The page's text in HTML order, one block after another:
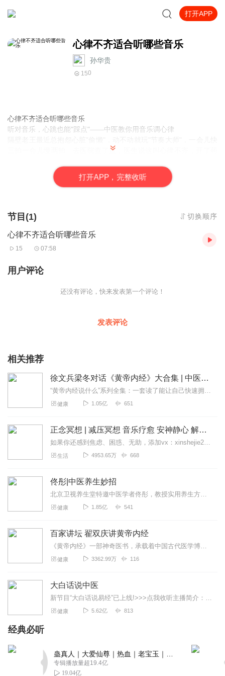
打开APP
心律不齐适合听哪些音乐
孙华贵
150
心律不齐适合听哪些音乐
听对音乐，心跳也能"踩点"——中医教你用音乐调心律
三拍一会儿慢两拍。去医院查了查，医生说这叫心律不齐，开了药
处方是QQ音乐联名款？
打开APP，完整收听
节目(1) 切换顺序
心律不齐适合听哪些音乐
15 07:58
用户评论
还没有评论，快来发表第一个评论！
发表评论
相关推荐
徐文兵梁冬对话《黄帝内经》大合集 | 中医养生
“黄帝内经说什么”系列全集：一套读了能让自己快速拥有天时、地利、人和的正能量书籍。年轻人读了能更好地懂得处事养身，变得强大；中年人读了会放下得失，随心所欲；老年...
健康 1.05亿 651
正念冥想 | 减压冥想 音乐疗愈 安神静心 解郁降噪
如果你还感到焦虑、困惑、无助，添加vx：xinshejie2018、vx公众号：宣萱心伴，与主播宣萱开启心灵交流之旅，共建温暖的精神家园！如果你喜欢我的内容，请...
生活 4953.65万 668
佟彤|中医养生妙招
北京卫视养生堂特邀中医学者佟彤，教授实用养生方法。点击“订阅”，获取课程最新情况。更多养生资讯请关注公众号“健康新佟学”！【节目推荐】《佟彤：中医健康自测自理5...
健康 1.85亿 541
百家讲坛 翟双庆讲黄帝内经
《黄帝内经》一部神奇医书，承载着中国古代医学博大精深与辉煌，历经两千多年的沉淀，依旧闪耀着璀璨光芒，与西方医学相比，这部来自东方古国医学经典，在对人身认识上究竟...
健康 3362.99万 116
大白话说中医
新节目“大白话说易经”已上线!>>>点我收听主播简介：郭亚宁，毕业于陕西中医药大学，师承著名中医专家吴大真，是中医泰斗秦伯未的再传弟子。跟随陕西中医药大学中西...
健康 5.62亿 813
经典必听
专辑播放量超19.4亿
19.04亿